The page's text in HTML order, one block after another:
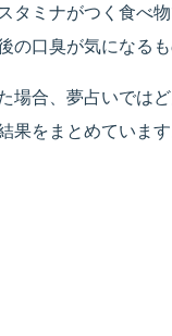
タミナがつく食べ
の口臭が気になるも
場合、夢占いでは
果をまとめています